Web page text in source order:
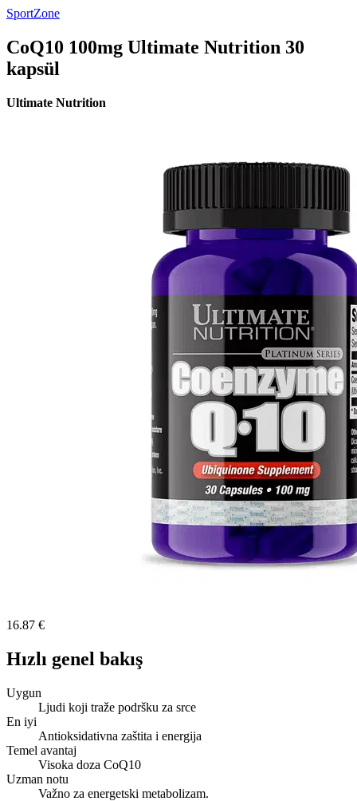
SportZone
CoQ10 100mg Ultimate Nutrition 30
kapsül
Ultimate Nutrition
16.87 €
Hızlı genel bakış
Uygun
Ljudi koji traže podršku za srce
En iyi
Antioksidativna zaštita i energija
Temel avantaj
Visoka doza CoQ10
Uzman notu
Važno za energetski metabolizam.